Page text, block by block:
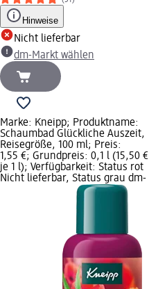
Hinweise
Nicht lieferbar
dm-Markt wählen
Marke: Kneipp; Produktname:
Schaumbad Glückliche Auszeit,
Reisegröße, 100 ml; Preis:
1,55 €; Grundpreis: 0,1 l (15,50 €
je 1 l); Verfügbarkeit: Status rot
Nicht lieferbar, Status grau dm-